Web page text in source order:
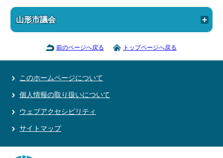
山形市議会
前のページへ戻る トップページへ戻る
このホームページについて
個人情報の取り扱いについて
ウェブアクセシビリティ
サイトマップ